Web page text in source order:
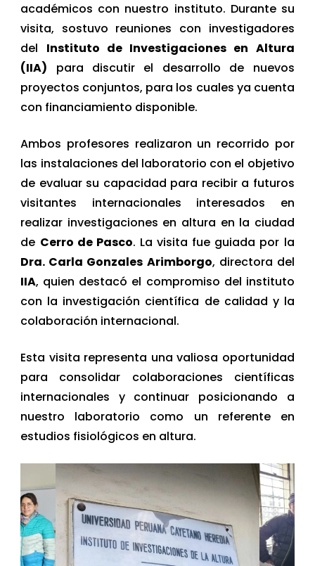
académicos con nuestro instituto. Durante su
visita, sostuvo reuniones con investigadores
del Instituto de Investigaciones en Altura
(IIA) para discutir el desarrollo de nuevos
proyectos conjuntos, para los cuales ya cuenta
con financiamiento disponible.
Ambos profesores realizaron un recorrido por
las instalaciones del laboratorio con el objetivo
de evaluar su capacidad para recibir a futuros
visitantes internacionales interesados en
realizar investigaciones en altura en la ciudad
de Cerro de Pasco. La visita fue guiada por la
Dra. Carla Gonzales Arimborgo, directora del
IIA, quien destacó el compromiso del instituto
con la investigación científica de calidad y la
colaboración internacional.
Esta visita representa una valiosa oportunidad
para consolidar colaboraciones científicas
internacionales y continuar posicionando a
nuestro laboratorio como un referente en
estudios fisiológicos en altura.